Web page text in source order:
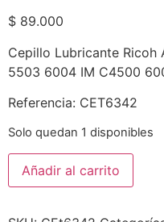
$ 89.000
Cepillo Lubricante
5503 6004 IM C4500
Referencia: CET6342
Solo quedan 1 disponibles
Añadir al carrito